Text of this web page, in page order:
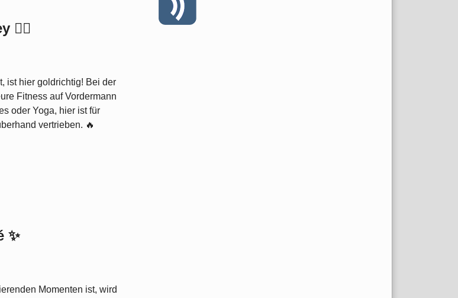
🏋️‍♀️
ist hier goldrichtig! Bei der
Fitness auf Vordermann
oder Yoga, hier ist für
vertrieben. 🔥
✨
Momenten ist, wird